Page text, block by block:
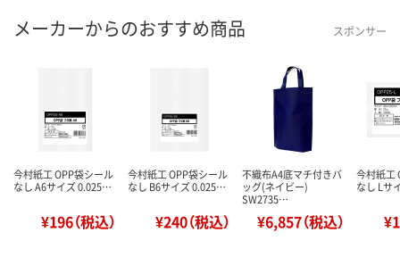
メーカーからのおすすめ商品 スポンサー
今村紙工 OPP袋シール
なし A6サイズ 0.025…
¥196（税込）
今村紙工 OPP袋シール
なし B6サイズ 0.025…
¥240（税込）
不織布A4底マチ付きバ
ッグ(ネイビー)
SW2735…
¥6,857（税込）
今村紙工
なし Lサ